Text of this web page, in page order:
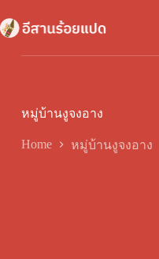
to
content
หมู่บ้านงูจงอาง
Home หมู่บ้านงูจงอาง